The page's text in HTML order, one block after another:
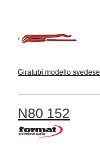
Giratubi modello svedese
N80 152